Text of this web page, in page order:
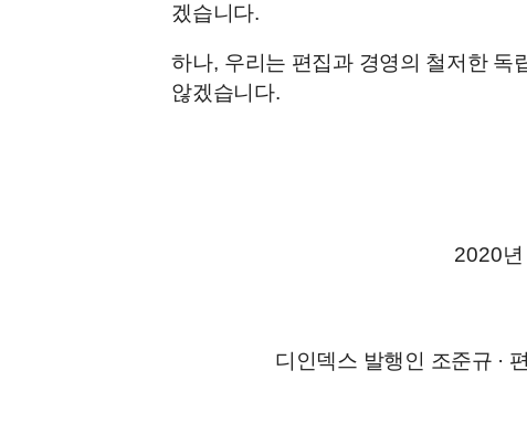
겠습니다.
하나, 우리는 편집과 경영의 철저한 독
않겠습니다.
2020년
디인덱스 발행인 조준규 ·